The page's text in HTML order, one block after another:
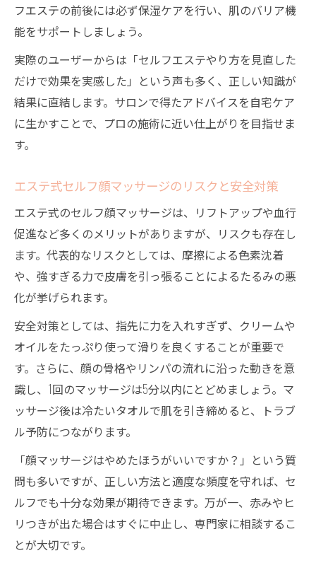
フエステの前後には必ず保湿ケアを行い、肌のバリア機
能をサポートしましょう。
実際のユーザーからは「セルフエステやり方を見直した
だけで効果を実感した」という声も多く、正しい知識が
結果に直結します。サロンで得たアドバイスを自宅ケア
に生かすことで、プロの施術に近い仕上がりを目指せま
す。
エステ式セルフ顔マッサージのリスクと安全対策
エステ式のセルフ顔マッサージは、リフトアップや血行
促進など多くのメリットがありますが、リスクも存在し
ます。代表的なリスクとしては、摩擦による色素沈着
や、強すぎる力で皮膚を引っ張ることによるたるみの悪
化が挙げられます。
安全対策としては、指先に力を入れすぎず、クリームや
オイルをたっぷり使って滑りを良くすることが重要で
す。さらに、顔の骨格やリンパの流れに沿った動きを意
識し、1回のマッサージは5分以内にとどめましょう。マ
ッサージ後は冷たいタオルで肌を引き締めると、トラブ
ル予防につながります。
「顔マッサージはやめたほうがいいですか？」という質
問も多いですが、正しい方法と適度な頻度を守れば、セ
ルフでも十分な効果が期待できます。万が一、赤みやヒ
リつきが出た場合はすぐに中止し、専門家に相談するこ
とが大切です。